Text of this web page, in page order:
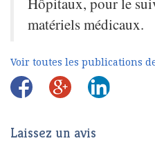
matériels médicaux.
Voir toutes les publications de
Laissez un avis